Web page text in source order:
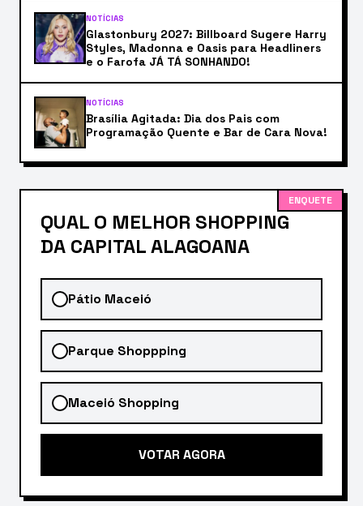
NOTÍCIAS
Glastonbury 2027: Billboard Sugere Harry
Styles, Madonna e Oasis para Headliners
e o Farofa JÁ TÁ SONHANDO!
NOTÍCIAS
Brasília Agitada: Dia dos Pais com
Programação Quente e Bar de Cara Nova!
ENQUETE
QUAL O MELHOR SHOPPING
DA CAPITAL ALAGOANA
Pátio Maceió
Parque Shoppping
Maceió Shopping
VOTAR AGORA